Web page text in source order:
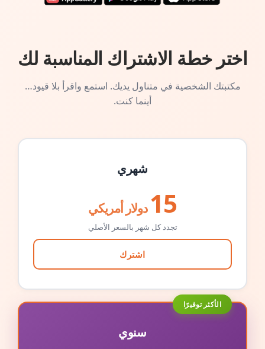
اختر خطة الاشتراك المناسبة لك
مكتبتك الشخصية في متناول يديك. استمع واقرأ بلا قيود…
أينما كنت.
شهري
15 دولار أمريكي
تجدد كل شهر بالسعر الأصلي
اشترك
الأكثر توفيرًا
سنوي